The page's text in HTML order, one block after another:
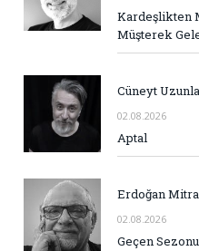
Kardeşlikten
Müşterek
Cüneyt
02.08.2026
Aptal
Erdoğan
02.08.2026
Geçen